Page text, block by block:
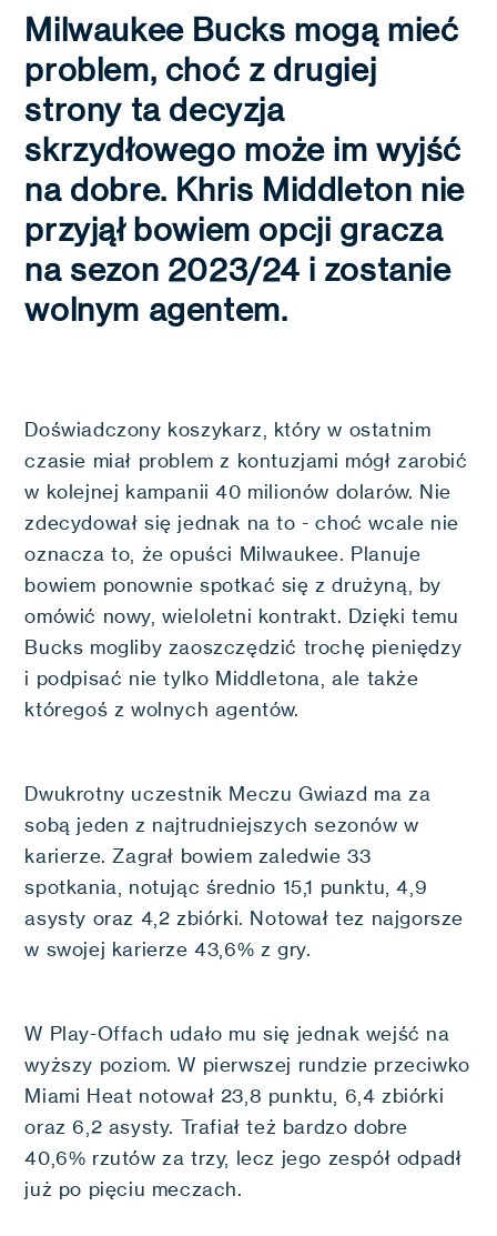
Milwaukee Bucks mogą mieć
problem, choć z drugiej
strony ta decyzja
skrzydłowego może im wyjść
na dobre. Khris Middleton nie
przyjął bowiem opcji gracza
na sezon 2023/24 i zostanie
wolnym agentem.
Doświadczony koszykarz, który w ostatnim
czasie miał problem z kontuzjami mógł zarobić
w kolejnej kampanii 40 milionów dolarów. Nie
zdecydował się jednak na to - choć wcale nie
oznacza to, że opuści Milwaukee. Planuje
bowiem ponownie spotkać się z drużyną, by
omówić nowy, wieloletni kontrakt. Dzięki temu
Bucks mogliby zaoszczędzić trochę pieniędzy
i podpisać nie tylko Middletona, ale także
któregoś z wolnych agentów.
Dwukrotny uczestnik Meczu Gwiazd ma za
sobą jeden z najtrudniejszych sezonów w
karierze. Zagrał bowiem zaledwie 33
spotkania, notując średnio 15,1 punktu, 4,9
asysty oraz 4,2 zbiórki. Notował tez najgorsze
w swojej karierze 43,6% z gry.
W Play-Offach udało mu się jednak wejść na
wyższy poziom. W pierwszej rundzie przeciwko
Miami Heat notował 23,8 punktu, 6,4 zbiórki
oraz 6,2 asysty. Trafiał też bardzo dobre
40,6% rzutów za trzy, lecz jego zespół odpadł
już po pięciu meczach.